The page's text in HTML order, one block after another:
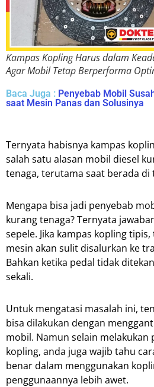
Kampas Kopling Harus dalam
Agar Mobil Tetap Berperforma
Baca Juga : Penyebab Mobil
saat Mesin Panas dan Solusinya
Ternyata habisnya kampas
salah satu alasan mobil diesel
tenaga, terutama saat berada di
Mengapa bisa jadi penyebab
kurang tenaga? Ternyata
sepele. Jika kampas kopling tipis,
mesin akan sulit disalurkan ke
Bahkan ketika pedal tidak
sekali.
Untuk mengatasi masalah ini,
bisa dilakukan dengan
mobil. Namun selain melakukan
kopling, anda juga wajib tahu
benar dalam menggunakan
penggunaannya lebih awet.